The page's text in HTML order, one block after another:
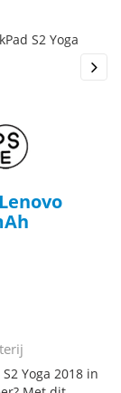
Yoga 2018 in